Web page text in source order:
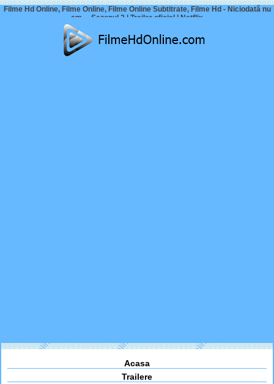
Filme Hd Online, Filme Online, Filme Online Subtitrate, Filme Hd - Niciodată nu
am… Sezonul 2 | Trailer oficial | Netflix
Acasa
Trailere